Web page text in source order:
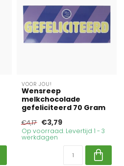
VOOR JOU!
Wensreep
melkchocolade
gefeliciteerd 70 Gram
€4,17 €3,79
Op voorraad. Levertijd 1 - 3
werkdagen